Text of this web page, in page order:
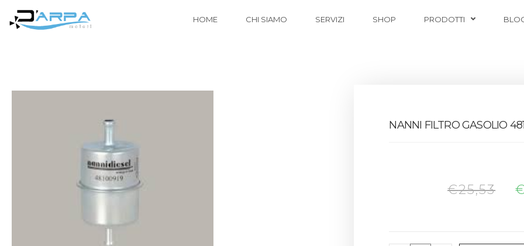
HOME CHI SIAMO SERVIZI SHOP PRODOTTI
NANNI FILTRO GASOLIO
€25,53 €